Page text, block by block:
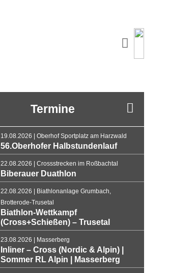
Termine
19.08.2026 | Oberhof Sportplatz am Harzwald
56.Oberhofer Halbstundenlauf
22.08.2026 | Crossstrecken im Roßbachtal
Biberauer Duathlon
22.08.2026 | Biathlonanlage Grumbach,
Brotterode-Trusetal
Biathlon-Wettkampf
(Cross+Schießen) – Trusetal
23.08.2026 | Masserberg
Inliner – Cross (Nordic & Alpin) |
Sommer RL Alpin | Masserberg